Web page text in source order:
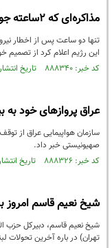
مذاکره‌ای که ۲ساعته جواب داد
تنها دو ساعت پس از اخطار
این رژیم اعلام کرد از
کد خبر: ۸۸۸۳۴۰ تاریخ انتشار : ۱۴۰۵/۰۳/۱۲
عراق پروازهای خود به
سازمان هواپیمایی عراق از
صهیونیستی خبر داد.
کد خبر: ۸۸۸۳۲۶ تاریخ انتشار : ۱۴۰۵/۰۳/۱۱
شیخ نعیم قاسم امروز
تهران) در باره آخرین تحولات